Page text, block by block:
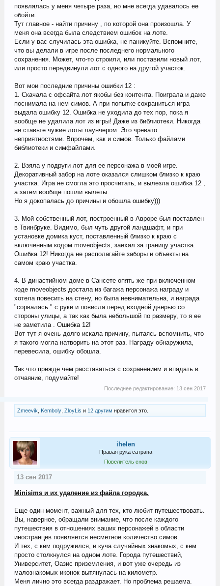
появлялась у меня четыре раза, но мне всегда удавалось ее
обойти.
Тут главное - найти причину , по которой она произошла. У
меня она всегда была следствием ошибок на лоте.
Если у вас случилась эта ошибка, не паникуйте. Вспомните,
что вы делали в игре после последнего нормального
сохранения. Может, что-то строили, или поставили новый лот,
или просто передвинули лот с одного на другой участок.
Вот мои последние причины ошибки 12 :
1. Скачала с офсайта лот якобы без контента. Поиграла и даже
поснимала на нем симов. А при попытке сохраниться игра
выдала ошибку 12. Ошибка не уходила до тех пор, пока я
вообще не удалила лот из игры! Даже из библиотеки. Никогда
не ставьте чужие лоты лаунчером. Это чревато
неприятностями. Впрочем, как и симов. Только файлами
библиотеки и симфайлами.
2. Взяла у подруги лот для ее персонажа в моей игре.
Декоративный забор на лоте оказался слишком близко к краю
участка. Игра не смогла это просчитать, и вылезла ошибка 12 ,
а затем вообще пошли вылеты.
Но я докопалась до причины и обошла ошибку)))
3. Мой собственный лот, построенный в Авроре был поставлен
в Твинбруке. Видимо, был чуть другой ландшафт, и при
установке домика куст, поставленный близко к краю с
включенным кодом moveobjects, заехал за границу участка.
Ошибка 12! Никогда не располагайте заборы и объекты на
самом краю участка.
4. В династийном доме в Сансете опять же при включенном
коде moveobjects достала из багажа персонажа награду и
хотела повесить на стену, но была невнимательна, и награда
"сорвалась " с руки и повисла перед входной дверью со
стороны улицы, а так как была небольшой по размеру, то я ее
не заметила . Ошибка 12!
Вот тут я очень долго искала причину, пытаясь вспомнить, что
я такого могла натворить на этот раз. Награду обнаружила,
перевесила, ошибку обошла.
Так что прежде чем расставаться с сохранением и впадать в
отчаяние, подумайте!
Последнее редактирование: 13 сен 2017
Zmeevik Kemboly, ZloyLis и 12 другим нравится это.
ihelen
Правая рука сатрапа
Повелитель снов
13 сен 2017
Minisims и их удаление из файла городка.
Еще один момент, важный для тех, кто любит путешествовать.
Вы, наверное, обращали внимание, что после каждого
путешествия в отношениях ваших персонажей в области
иностранцев появляется несметное количество симов.
И тех, с кем подружился, и куча случайных знакомых, с кем
просто столкнулся на одном лоте. Города путешествий,
Университет, Оазис приземления, и вот уже очередь из
малознакомых иконок вытянулась на километр.
Меня лично это всегда раздражает. Но проблема решаема.